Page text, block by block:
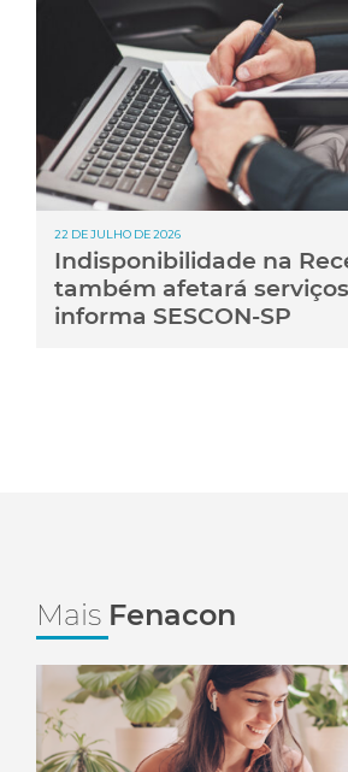
22 DE JULHO DE 2026
Indisponibilidade na
também afetará
informa SESCON-SP
Mais Fenacon